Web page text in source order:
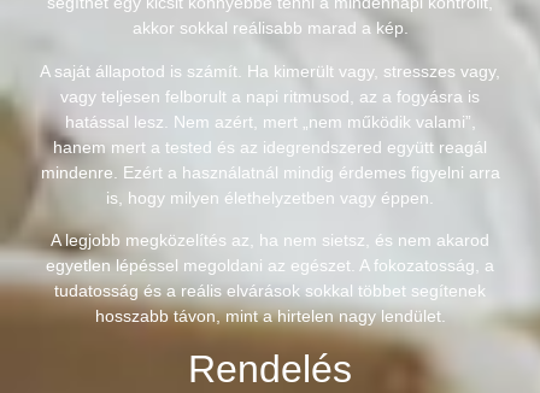
akkor sokkal reálisabb marad a kép.
A saját állapotod is számít. Ha kimerült vagy, stresszes vagy,
vagy teljesen felborult a napi ritmusod, az a fogyásra is
hatással lesz. Nem azért, mert „nem működik valami”,
hanem mert a tested és az idegrendszered együtt reagál
mindenre. Ezért a használatnál mindig érdemes figyelni arra
is, hogy milyen élethelyzetben vagy éppen.
A legjobb megközelítés az, ha nem sietsz, és nem akarod
egyetlen lépéssel megoldani az egészet. A fokozatosság, a
tudatosság és a reális elvárások sokkal többet segítenek
hosszabb távon, mint a hirtelen nagy lendület.
Rendelés